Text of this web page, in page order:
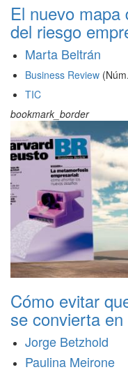
El nuevo mapa
del riesgo
Marta Beltrán
Business Review
TIC
bookmark_border
Cómo evitar
se convierta
Jorge Betzhold
Paulina Meirone